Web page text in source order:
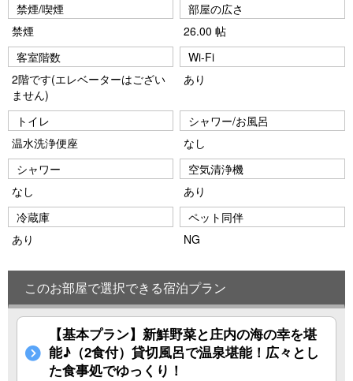
禁煙/喫煙
禁煙
部屋の広さ
26.00 帖
客室階数
2階です(エレベーターはござい
ません)
Wi-Fi
あり
トイレ
温水洗浄便座
シャワー/お風呂
なし
シャワー
なし
空気清浄機
あり
冷蔵庫
あり
ペット同伴
NG
このお部屋で選択できる宿泊プラン
【基本プラン】新鮮野菜と庄内の海の幸を堪
能♪（2食付）貸切風呂で温泉堪能！広々とし
た食事処でゆっくり！